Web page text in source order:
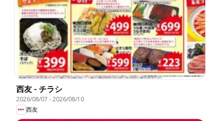
西友 - チラシ
2026/08/07 -2026/08/10
西友